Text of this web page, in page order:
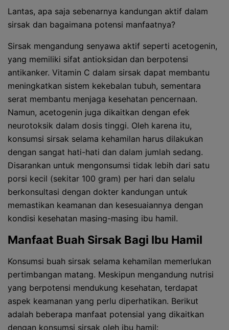
Lantas, apa saja sebenarnya kandungan aktif dalam
sirsak dan bagaimana potensi manfaatnya?
Sirsak mengandung senyawa aktif seperti acetogenin,
yang memiliki sifat antioksidan dan berpotensi
antikanker. Vitamin C dalam sirsak dapat membantu
meningkatkan sistem kekebalan tubuh, sementara
serat membantu menjaga kesehatan pencernaan.
Namun, acetogenin juga dikaitkan dengan efek
neurotoksik dalam dosis tinggi. Oleh karena itu,
konsumsi sirsak selama kehamilan harus dilakukan
dengan sangat hati-hati dan dalam jumlah sedang.
Disarankan untuk mengonsumsi tidak lebih dari satu
porsi kecil (sekitar 100 gram) per hari dan selalu
berkonsultasi dengan dokter kandungan untuk
memastikan keamanan dan kesesuaiannya dengan
kondisi kesehatan masing-masing ibu hamil.
Manfaat Buah Sirsak Bagi Ibu Hamil
Konsumsi buah sirsak selama kehamilan memerlukan
pertimbangan matang. Meskipun mengandung nutrisi
yang berpotensi mendukung kesehatan, terdapat
aspek keamanan yang perlu diperhatikan. Berikut
adalah beberapa manfaat potensial yang dikaitkan
dengan konsumsi sirsak oleh ibu hamil: